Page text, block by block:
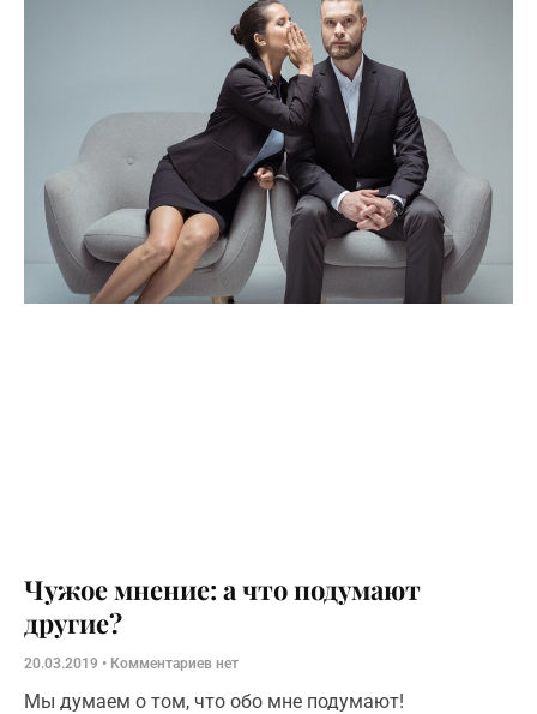
Чужое мнение: а что подумают
другие?
20.03.2019 Комментариев нет
Мы думаем о том, что обо мне подумают!